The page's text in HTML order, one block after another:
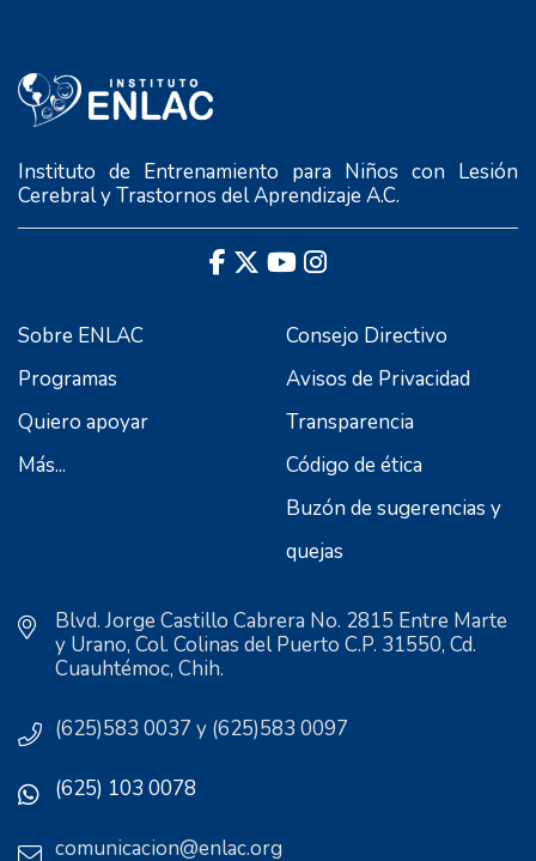
Instituto de Entrenamiento para Niños con Lesión
Cerebral y Trastornos del Aprendizaje A.C.
Sobre ENLAC
Programas
Quiero apoyar
Más...
Consejo Directivo
Avisos de Privacidad
Transparencia
Código de ética
Buzón de sugerencias y
quejas
Blvd. Jorge Castillo Cabrera No. 2815 Entre Marte
y Urano, Col. Colinas del Puerto C.P. 31550, Cd.
Cuauhtémoc, Chih.
(625)583 0037 y (625)583 0097
(625) 103 0078
comunicacion@enlac.org